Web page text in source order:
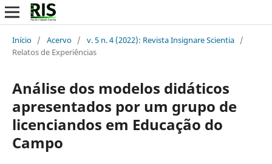
Início / Acervo / v. 5 n. 4 (2022): Revista Insignare Scientia /
Relatos de Experiências
Análise dos modelos didáticos
apresentados por um grupo de
licenciandos em Educação do
Campo